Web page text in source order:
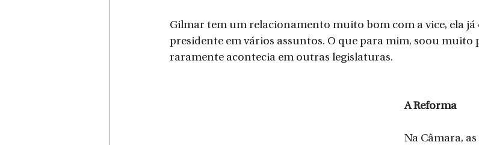
Gilmar tem um relacionamento muito bom com a vice, ela já
presidente em vários assuntos. O que para mim, soou muito
raramente acontecia em outras legislaturas.
A Reforma
Na Câmara,